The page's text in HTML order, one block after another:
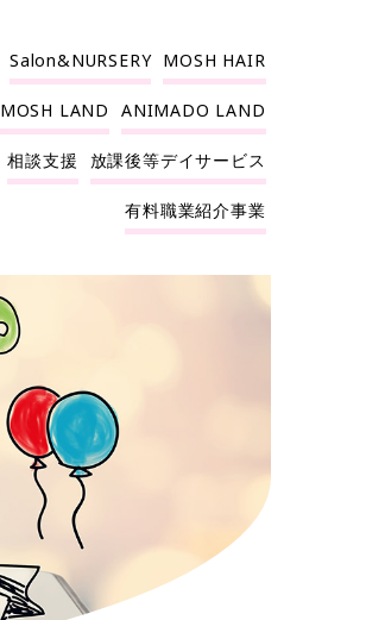
Salon&NURSERY MOSH HAIR
MOSH LAND ANIMADO LAND
相談支援 放課後等デイサービス
有料職業紹介事業